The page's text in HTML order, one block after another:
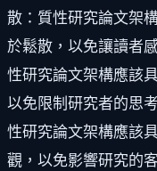
散：質性研究論文架
於鬆散，以免讓讀者
性研究論文架構應該
以免限制研究者的思
性研究論文架構應該
觀，以免影響研究的